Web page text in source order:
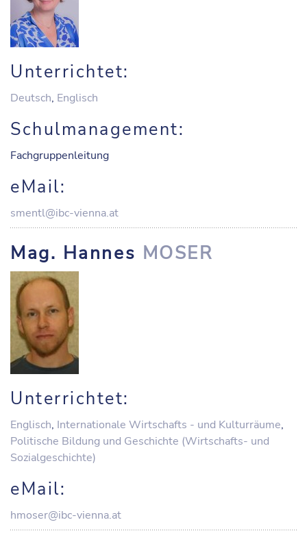
Unterrichtet:
Deutsch, Englisch
Schulmanagement:
Fachgruppenleitung
eMail:
smentl@ibc-vienna.at
Mag. Hannes MOSER
Unterrichtet:
Englisch, Internationale Wirtschafts - und Kulturräume,
Politische Bildung und Geschichte (Wirtschafts- und
Sozialgeschichte)
eMail:
hmoser@ibc-vienna.at